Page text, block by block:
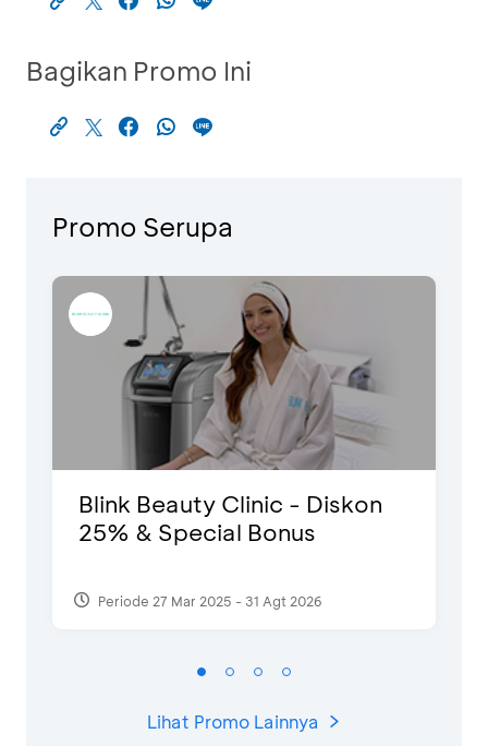
Bagikan Promo Ini
Promo Serupa
Blink Beauty Clinic - Diskon
25% & Special Bonus
Periode 27 Mar 2025 - 31 Agt 2026
Lihat Promo Lainnya